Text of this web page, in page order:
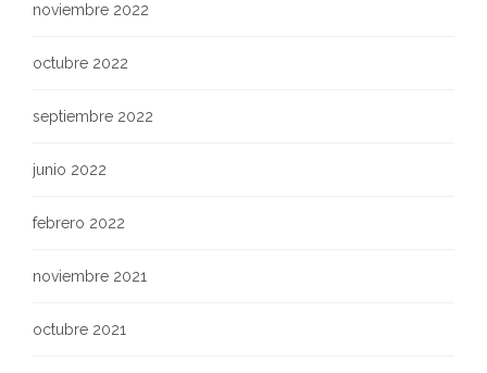
noviembre 2022
octubre 2022
septiembre 2022
junio 2022
febrero 2022
noviembre 2021
octubre 2021